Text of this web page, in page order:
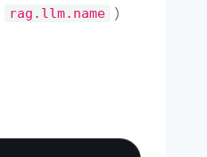
rag.llm.name ）